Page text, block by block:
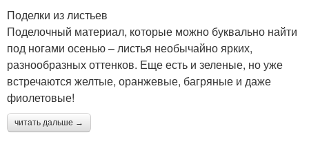
Поделки из листьев
Поделочный материал, которые можно буквально найти
под ногами осенью – листья необычайно ярких,
разнообразных оттенков. Еще есть и зеленые, но уже
встречаются желтые, оранжевые, багряные и даже
фиолетовые!
читать дальше →